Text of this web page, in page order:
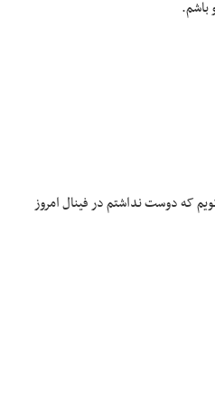
باشم.
که دوست نداشتم در فینال امروز